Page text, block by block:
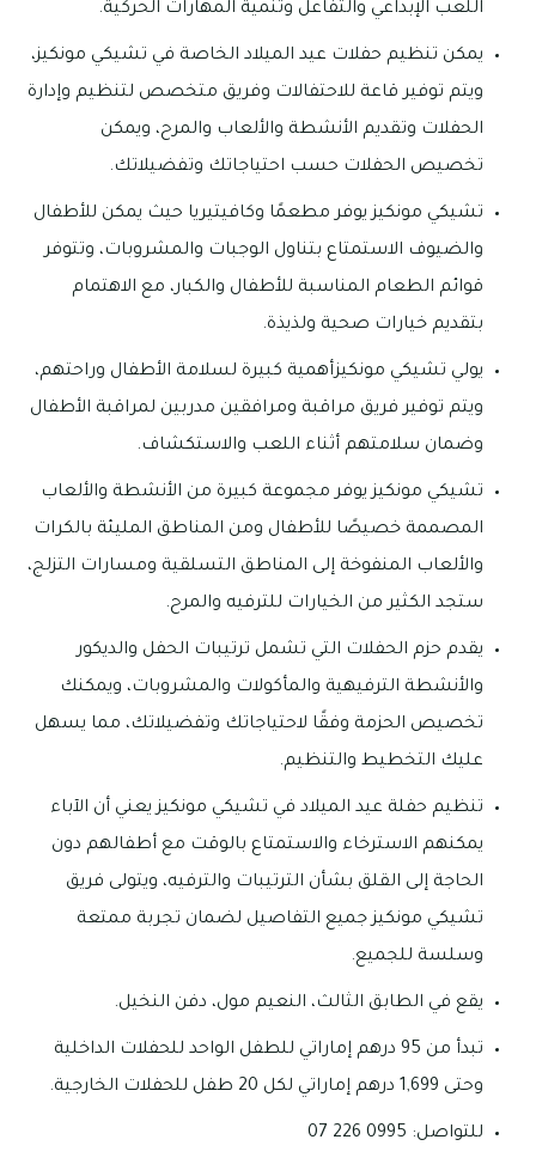
اللعب الإبداعي والتفاعل وتنمية المهارات الحركية.
يمكن تنظيم حفلات عيد الميلاد الخاصة في تشيكي مونكيز،
ويتم توفير قاعة للاحتفالات وفريق متخصص لتنظيم وإدارة
الحفلات وتقديم الأنشطة والألعاب والمرح، ويمكن
تخصيص الحفلات حسب احتياجاتك وتفضيلاتك.
تشيكي مونكيز يوفر مطعمًا وكافيتيريا حيث يمكن للأطفال
والضيوف الاستمتاع بتناول الوجبات والمشروبات، وتتوفر
قوائم الطعام المناسبة للأطفال والكبار، مع الاهتمام
بتقديم خيارات صحية ولذيذة.
يولي تشيكي مونكيزأهمية كبيرة لسلامة الأطفال وراحتهم،
ويتم توفير فريق مراقبة ومرافقين مدربين لمراقبة الأطفال
وضمان سلامتهم أثناء اللعب والاستكشاف.
تشيكي مونكيز يوفر مجموعة كبيرة من الأنشطة والألعاب
المصممة خصيصًا للأطفال ومن المناطق المليئة بالكرات
والألعاب المنفوخة إلى المناطق التسلقية ومسارات التزلج،
ستجد الكثير من الخيارات للترفيه والمرح.
يقدم حزم الحفلات التي تشمل ترتيبات الحفل والديكور
والأنشطة الترفيهية والمأكولات والمشروبات، ويمكنك
تخصيص الحزمة وفقًا لاحتياجاتك وتفضيلاتك، مما يسهل
عليك التخطيط والتنظيم.
تنظيم حفلة عيد الميلاد في تشيكي مونكيز يعني أن الآباء
يمكنهم الاسترخاء والاستمتاع بالوقت مع أطفالهم دون
الحاجة إلى القلق بشأن الترتيبات والترفيه، ويتولى فريق
تشيكي مونكيز جميع التفاصيل لضمان تجربة ممتعة
وسلسة للجميع.
يقع في الطابق الثالث، النعيم مول، دفن النخيل.
تبدأ من 95 درهم إماراتي للطفل الواحد للحفلات الداخلية
وحتى 1,699 درهم إماراتي لكل 20 طفل للحفلات الخارجية.
للتواصل: 0995 226 07